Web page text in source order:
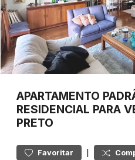
APARTAMENTO
RESIDENCIAL PARA
PRETO
Favoritar |